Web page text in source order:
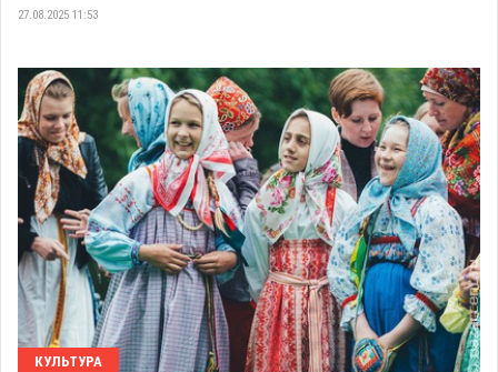
27.08.2025 11:53
КУЛЬТУРА